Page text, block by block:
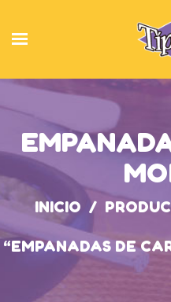
INICIO /
“EMPANADAS DE